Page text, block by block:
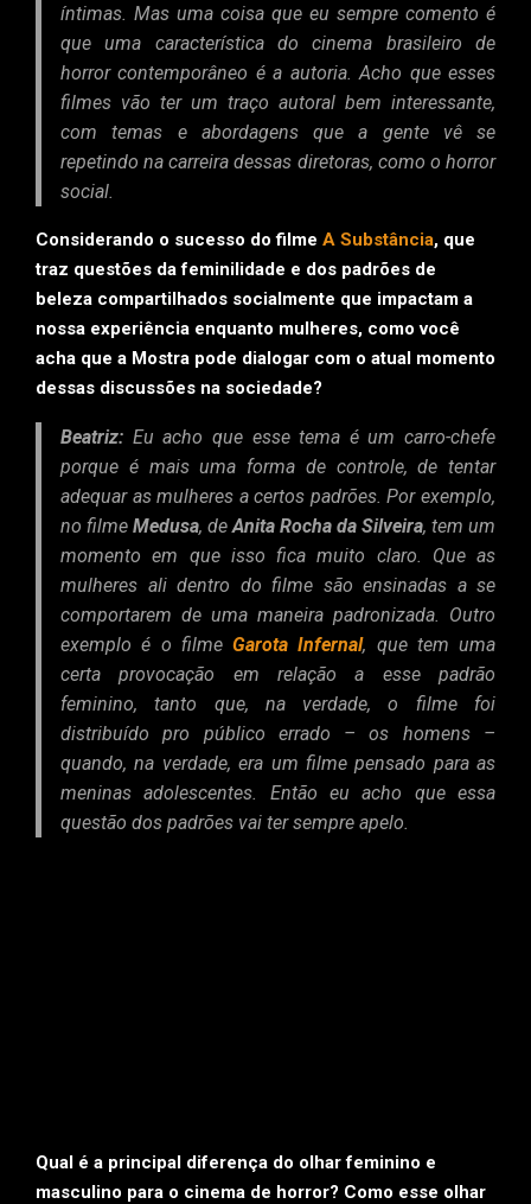
íntimas. Mas uma coisa que eu sempre comento é
que uma característica do cinema brasileiro de
horror contemporâneo é a autoria. Acho que esses
filmes vão ter um traço autoral bem interessante,
com temas e abordagens que a gente vê se
repetindo na carreira dessas diretoras, como o horror
social.
Considerando o sucesso do filme A Substância, que
traz questões da feminilidade e dos padrões de
beleza compartilhados socialmente que impactam a
nossa experiência enquanto mulheres, como você
acha que a Mostra pode dialogar com o atual momento
dessas discussões na sociedade?
Beatriz: Eu acho que esse tema é um carro-chefe
porque é mais uma forma de controle, de tentar
adequar as mulheres a certos padrões. Por exemplo,
no filme Medusa, deAnita Rocha da Silveira, tem um
momento em que isso fica muito claro. Que as
mulheres ali dentro do filme são ensinadas a se
comportarem de uma maneira padronizada. Outro
exemplo é o filme Garota Infernal, que tem uma
certa provocação em relação a esse padrão
feminino, tanto que, na verdade, o filme foi
distribuído pro público errado – os homens –
quando, na verdade, era um filme pensado para as
meninas adolescentes. Então eu acho que essa
questão dos padrões vai ter sempre apelo.
Qual é a principal diferença do olhar feminino e
masculino para o cinema de horror? Como esse olhar